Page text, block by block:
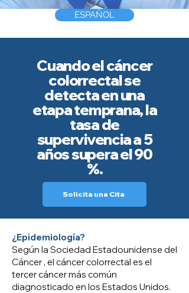
ESPAÑOL
Cuando el cáncer
colorrectal se
detecta en una
etapa temprana, la
tasa de
supervivencia a 5
años supera el 90
%.
Solicita una Cita
¿Epidemiología?
Según la Sociedad Estadounidense del
Cáncer , el cáncer colorrectal es el
tercer cáncer más común
diagnosticado en los Estados Unidos.